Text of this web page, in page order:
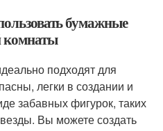
бумажные
комнаты
подходят для
легки в создании и
забавных фигурок, таких
Вы можете создать